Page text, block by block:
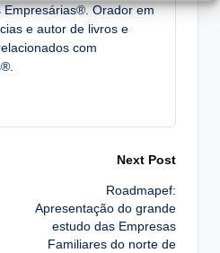
Empresárias®. Orador em
e autor de livros e
com
Next Post
Roadmapef:
Apresentação do grande
estudo das Empresas
Familiares do norte de